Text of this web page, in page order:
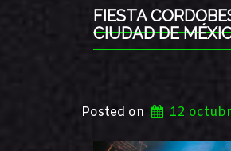
FIESTA
CIUDAD DE
Posted on 12